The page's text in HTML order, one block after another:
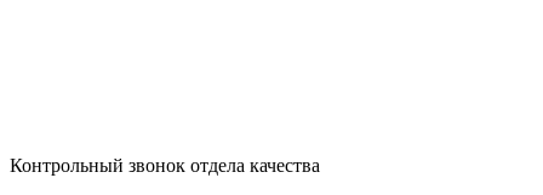
Контрольный звонок отдела качества